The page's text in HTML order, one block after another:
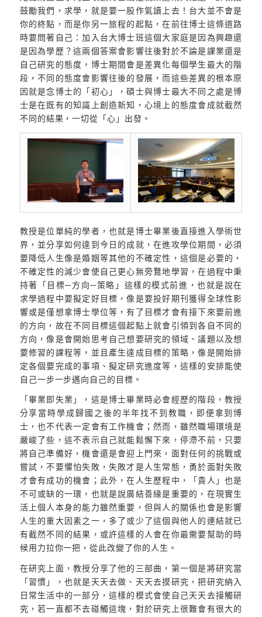
鼓勵我們，求學，就是要一股作氣讀上去！台大並不會是
你的終點，而是你另一旅程的起點，在前往博士這條道路
時要問著自己：加入台大博士班這個大家庭是因為興趣還
是因為學歷？這兩個答案會影響往後對於不論是課業還是
自己研究的態度，博士期間會是差異化每個學生最大的階
段，不同的態度會影響往後的發展，而這些差異的根本原
因就是念博士的「初心」，碩士與博士最大不同之處是博
士是在既有的知識上創造新知，心境上的態度會成就截然
不同的結果，一切從「心」出發。
教授是位單純的學者，也就是博士畢業後直接進入學術世
界，並分享如何達到今日的成就，在進攻學位期間，必須
要降低人生像是婚姻等其他的不確定性，這個是必要的，
不確定性的減少會使自己更心無旁鶩地學習，在過程中秉
持著「目標─方向─策略」這樣的模式前進，也就是說在
求學過程中要擬定好目標，像是要投好期刊獲得全球性影
響或是僅想拿博士學位等，有了目標才會有接下來要前進
的方向，故在不同目標這個起點上就會引領到各自不同的
方向，像是會開始思考自己想要研究的領域、議題以及想
要修習的課程等，並且產生達成目標的策略，像是開始排
定各個要完成的事項、擬定研究進度等，這樣的安排能使
自己一步一步邁向自己的目標。
「畢業即失業」，這是博士畢業時必會經歷的階段，教授
分享當時學成歸國之後的半年找不到教職，即便拿到博
士，也不代表一定會有工作機會；然而，雖然職場環境是
嚴峻了些，這不表示自己就能鬆懈下來，停滯不前，只要
將自己準備好，機會還是會迎上門來，面對任何的挑戰或
嘗試，不要懼怕失敗，失敗才是人生常態，勇於面對失敗
才會有成功的機會；此外，在人生歷程中，「貴人」也是
不可或缺的一環，也就是說廣結善緣是重要的，在現實生
活上個人本身的能力雖然重要，但與人的關係也會是影響
人生的重大因素之一，多了或少了這個與他人的連結就已
有截然不同的結果，或許這樣的人會在你最需要幫助的時
候用力拉你一把，從此改變了你的人生。
在研究上面，教授分享了他的三部曲，第一個是將研究當
「習慣」，也就是天天去做、天天去摸研究，把研究納入
日常生活中的一部分，這樣的模式會使自己天天去接觸研
究，若一直都不去碰觸這塊，對於研究上很難會有很大的